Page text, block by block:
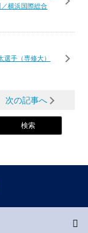
横浜国際総合
手（専修大）
次の記事へ